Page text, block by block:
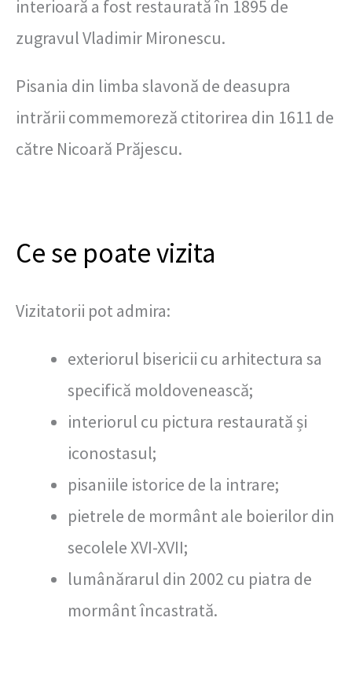
interioară a fost restaurată în 1895 de
zugravul Vladimir Mironescu.
Pisania din limba slavonă de deasupra
intrării commemoreză ctitorirea din 1611 de
către Nicoară Prăjescu.
Ce se poate vizita
Vizitatorii pot admira:
exteriorul bisericii cu arhitectura sa
specifică moldovenească;
interiorul cu pictura restaurată și
iconostasul;
pisaniile istorice de la intrare;
pietrele de mormânt ale boierilor din
secolele XVI-XVII;
lumânărarul din 2002 cu piatra de
mormânt încastrată.